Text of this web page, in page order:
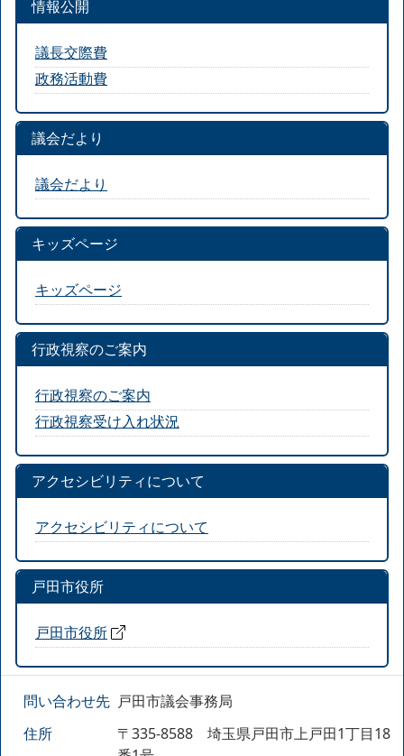
情報公開
議長交際費
政務活動費
議会だより
議会だより
キッズページ
キッズページ
行政視察のご案内
行政視察のご案内
行政視察受け入れ状況
アクセシビリティについて
アクセシビリティについて
戸田市役所
戸田市役所
問い合わせ先 戸田市議会事務局
住所
〒335-8588 埼玉県戸田市上戸田1丁目18